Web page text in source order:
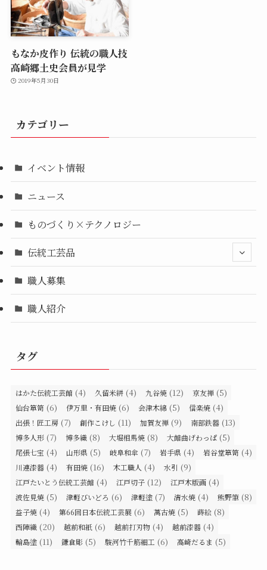
もなか皮作り 伝統の職人技
高崎郷土史会員が見学
2019年5月30日
カテゴリー
イベント情報
ニュース
ものづくり×テクノロジー
伝統工芸品
職人募集
職人紹介
タグ
はかた伝統工芸館 (4) 久留米絣 (4) 九谷焼 (12) 京友禅 (5)
仙台箪笥 (6) 伊万里・有田焼 (6) 会津木綿 (5) 信楽焼 (4)
出張！匠工房 (7) 創作こけし (11) 加賀友禅 (9) 南部鉄器 (13)
博多人形 (7) 博多織 (8) 大堀相馬焼 (8) 大館曲げわっぱ (5)
尾張七宝 (4) 山形県 (5) 岐阜和傘 (7) 岩手県 (4) 岩谷堂箪笥 (4)
川連漆器 (4) 有田焼 (16) 木工職人 (4) 水引 (9)
江戸たいとう伝統工芸館 (4) 江戸切子 (12) 江戸木版画 (4)
波佐見焼 (5) 津軽びいどろ (6) 津軽塗 (7) 清水焼 (4) 熊野筆 (8)
益子焼 (4) 第66回日本伝統工芸展 (6) 萬古焼 (5) 蒔絵 (8)
西陣織 (20) 越前和紙 (6) 越前打刃物 (4) 越前漆器 (4)
輪島塗 (11) 鎌倉彫 (5) 駿河竹千筋細工 (6) 高崎だるま (5)